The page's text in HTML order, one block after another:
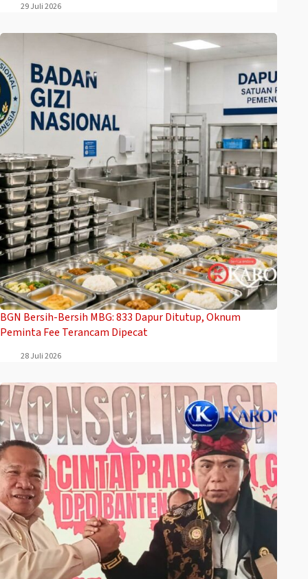
29 Juli 2026
BGN Bersih-Bersih MBG: 833 Dapur Ditutup, Oknum
Peminta Fee Terancam Dipecat
28 Juli 2026